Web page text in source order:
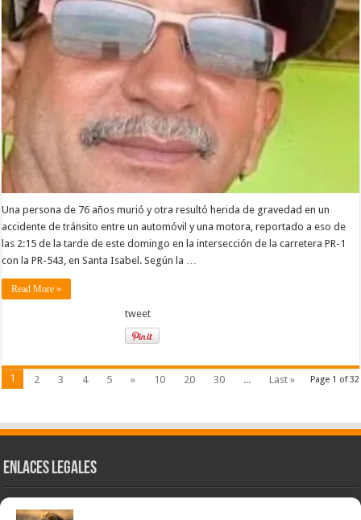
Una persona de 76 años murió y otra resultó herida de gravedad en un
accidente de tránsito entre un automóvil y una motora, reportado a eso de
las 2:15 de la tarde de este domingo en la intersección de la carretera PR-1
con la PR-543, en Santa Isabel. Según la …
Read More »
tweet
Page 1 of 32
1 2 3 4 5 » 10 20 30 ... Last »
Enlaces Legales
Nuestra Esencia